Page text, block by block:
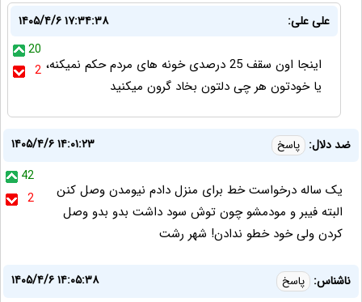
علی علی:
۱۴۰۵/۴/۶ ۱۷:۳۴:۳۸
20
2 اینجا اون سقف 25 درصدی خونه های مردم حکم نمیکنه،
یا خودتون هر چی دلتون بخاد گرون میکنید
ضد دلال: پاسخ
۱۴۰۵/۴/۶ ۱۴:۰۱:۲۳
42
2
یک ساله درخواست خط برای منزل دادم نیومدن وصل کنن
البته فیبر و مودمشو چون توش سود داشت بدو بدو وصل
کردن ولی خود خطو ندادن! شهر رشت
ناشناس: پاسخ
۱۴۰۵/۴/۶ ۱۴:۰۵:۳۸